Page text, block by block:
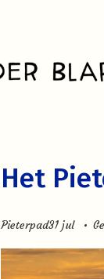
Het
Pieterpad31 jul